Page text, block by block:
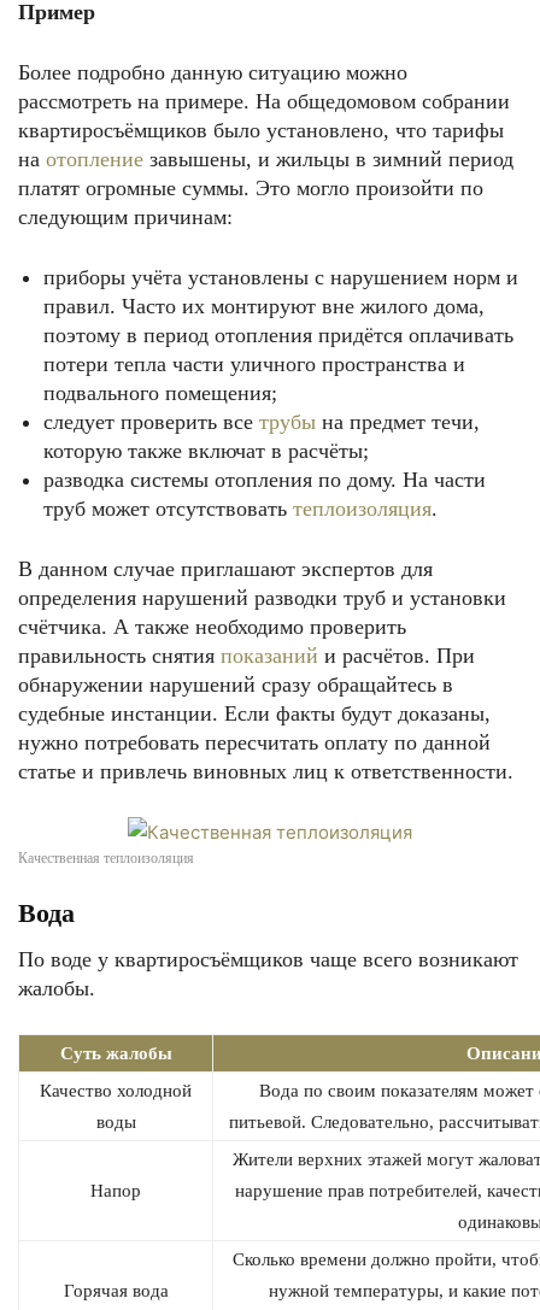
Пример
Более подробно данную ситуацию можно
рассмотреть на примере. На общедомовом собрании
квартиросъёмщиков было установлено, что тарифы
на отопление завышены, и жильцы в зимний период
платят огромные суммы. Это могло произойти по
следующим причинам:
приборы учёта установлены с нарушением норм и
правил. Часто их монтируют вне жилого дома,
поэтому в период отопления придётся оплачивать
потери тепла части уличного пространства и
подвального помещения;
следует проверить все трубы на предмет течи,
которую также включат в расчёты;
разводка системы отопления по дому. На части
труб может отсутствовать теплоизоляция.
В данном случае приглашают экспертов для
определения нарушений разводки труб и установки
счётчика. А также необходимо проверить
правильность снятия показаний и расчётов. При
обнаружении нарушений сразу обращайтесь в
судебные инстанции. Если факты будут доказаны,
нужно потребовать пересчитать оплату по данной
статье и привлечь виновных лиц к ответственности.
Качественная теплоизоляция
Вода
По воде у квартиросъёмщиков чаще всего возникают
жалобы.
Суть жалобы
Качество холодной
воды
Вода по своим показателям может
питьевой. Следовательно,
Напор
Жители верхних этажей могут
нарушение прав потребителей,
Горячая вода
Сколько времени должно пройти,
нужной температуры, и какие